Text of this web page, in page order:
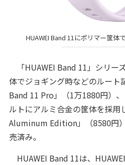
HUAWEI Band 11にポリマー筐体
「HUAWEI Band 11」シリー
体でジョギング時などのルート
Band 11 Pro」（1万1880円）
ルトにアルミ合金の筐体を採用
Aluminum Edition」（8580円
売済み。
HUAWEI Band 11は、